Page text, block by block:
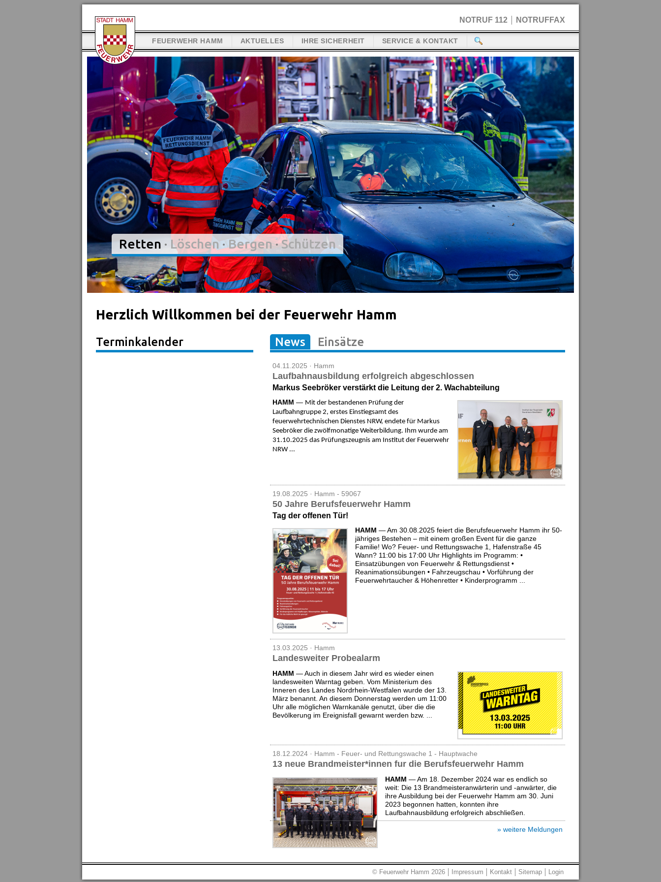
NOTRUF 112 NOTRUFFAX
FEUERWEHR HAMM AKTUELLES IHRE SICHERHEIT SERVICE & KONTAKT
Retten · Löschen · Bergen · Schützen
Herzlich Willkommen bei der Feuerwehr Hamm
Terminkalender News Einsätze
04.11.2025 · Hamm
Laufbahnausbildung erfolgreich abgeschlossen
Markus Seebröker verstärkt die Leitung der 2. Wachabteilung
HAMM — Mit der bestandenen Prüfung der
Laufbahngruppe 2, erstes Einstiegsamt des
feuerwehrtechnischen Dienstes NRW, endete für Markus
Seebröker die zwölfmonatige Weiterbildung. Ihm wurde am
31.10.2025 das Prüfungszeugnis am Institut der Feuerwehr
NRW ...
19.08.2025 · Hamm - 59067
50 Jahre Berufsfeuerwehr Hamm
Tag der offenen Tür!
HAMM — Am 30.08.2025 feiert die Berufsfeuerwehr Hamm ihr 50-
jähriges Bestehen – mit einem großen Event für die ganze
Familie! Wo? Feuer- und Rettungswache 1, Hafenstraße 45
Wann? 11:00 bis 17:00 Uhr Highlights im Programm: •
Einsatzübungen von Feuerwehr & Rettungsdienst •
Reanimationsübungen • Fahrzeugschau • Vorführung der
Feuerwehrtaucher & Höhenretter • Kinderprogramm ...
13.03.2025 · Hamm
Landesweiter Probealarm
HAMM — Auch in diesem Jahr wird es wieder einen
landesweiten Warntag geben. Vom Ministerium des
Inneren des Landes Nordrhein-Westfalen wurde der 13.
März benannt. An diesem Donnerstag werden um 11:00
Uhr alle möglichen Warnkanäle genutzt, über die die
Bevölkerung im Ereignisfall gewarnt werden bzw. ...
18.12.2024 · Hamm - Feuer- und Rettungswache 1 - Hauptwache
13 neue Brandmeister*innen fur die Berufsfeuerwehr Hamm
HAMM — Am 18. Dezember 2024 war es endlich so
weit: Die 13 Brandmeisteranwärterin und -anwärter, die
ihre Ausbildung bei der Feuerwehr Hamm am 30. Juni
2023 begonnen hatten, konnten ihre
Laufbahnausbildung erfolgreich abschließen.
» weitere Meldungen
© Feuerwehr Hamm 2026 Impressum Kontakt Sitemap Login